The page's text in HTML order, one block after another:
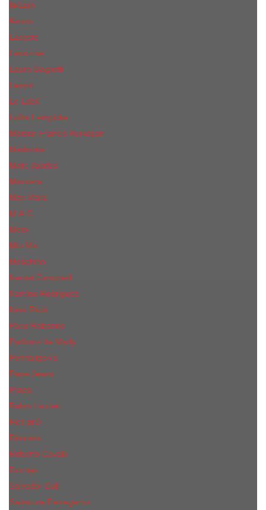
КиLian
Kenzo
Lacoste
Lancome
Laura Biagiotti
Lanvin
Lе Lab0
Lolita Lempicka
Maison Francis Kurkdjian
Madonna
Marc Jacobs
Mancera
Max Mara
M.А.C.
Mexx
Miu Miu
Mоsсhino
Naomi Campbell
Narciso Rodriguez
Nina Ricci
Paco Rabanne
Parfums de Marly
Penhaligon's
Pepe Jeans
Prada
Ralph Lauren
RicHarD
Rihanna
Roberto Cavalli
Rochas
Salvador Dali
Salvatore Ferragamo